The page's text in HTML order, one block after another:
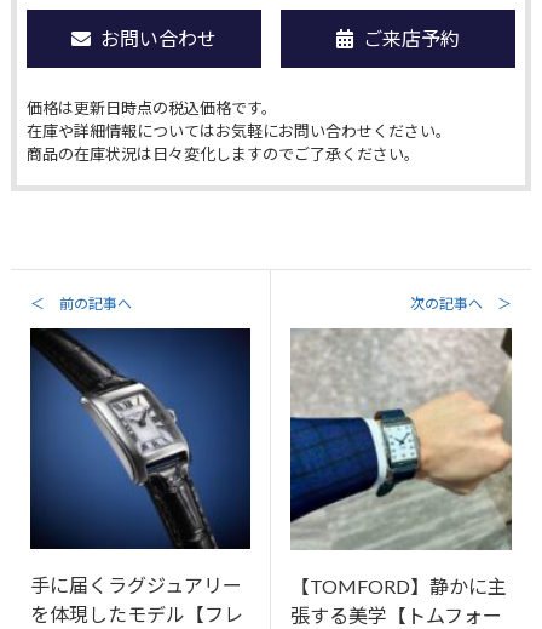
お問い合わせ ご来店予約
価格は更新日時点の税込価格です。
在庫や詳細情報についてはお気軽にお問い合わせください。
商品の在庫状況は日々変化しますのでご了承ください。
＜ 前の記事へ
手に届くラグジュアリー
を体現したモデル【フレ
次の記事へ ＞
【TOMFORD】静かに主
張する美学【トムフォー